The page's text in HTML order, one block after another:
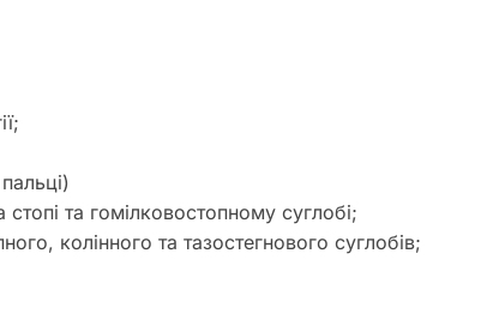
стопі та гомілковостопному суглобі;
колінного та тазостегнового суглобів;